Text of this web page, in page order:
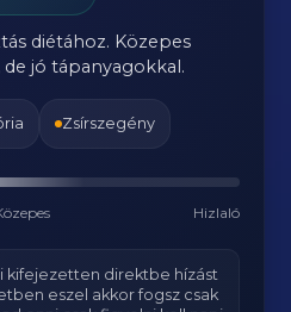
diétához. Közepes
jó tápanyagokkal.
Zsírszegény
Hizlaló
kifejezetten direktbe hízást
eszel akkor fogsz csak